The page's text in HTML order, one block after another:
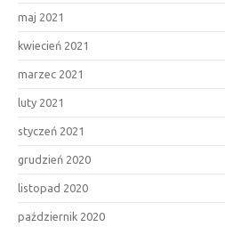
maj 2021
kwiecień 2021
marzec 2021
luty 2021
styczeń 2021
grudzień 2020
listopad 2020
październik 2020